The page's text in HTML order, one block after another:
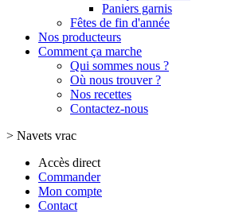
Paniers garnis
Fêtes de fin d'année
Nos producteurs
Comment ça marche
Qui sommes nous ?
Où nous trouver ?
Nos recettes
Contactez-nous
> Navets vrac
Accès direct
Commander
Mon compte
Contact